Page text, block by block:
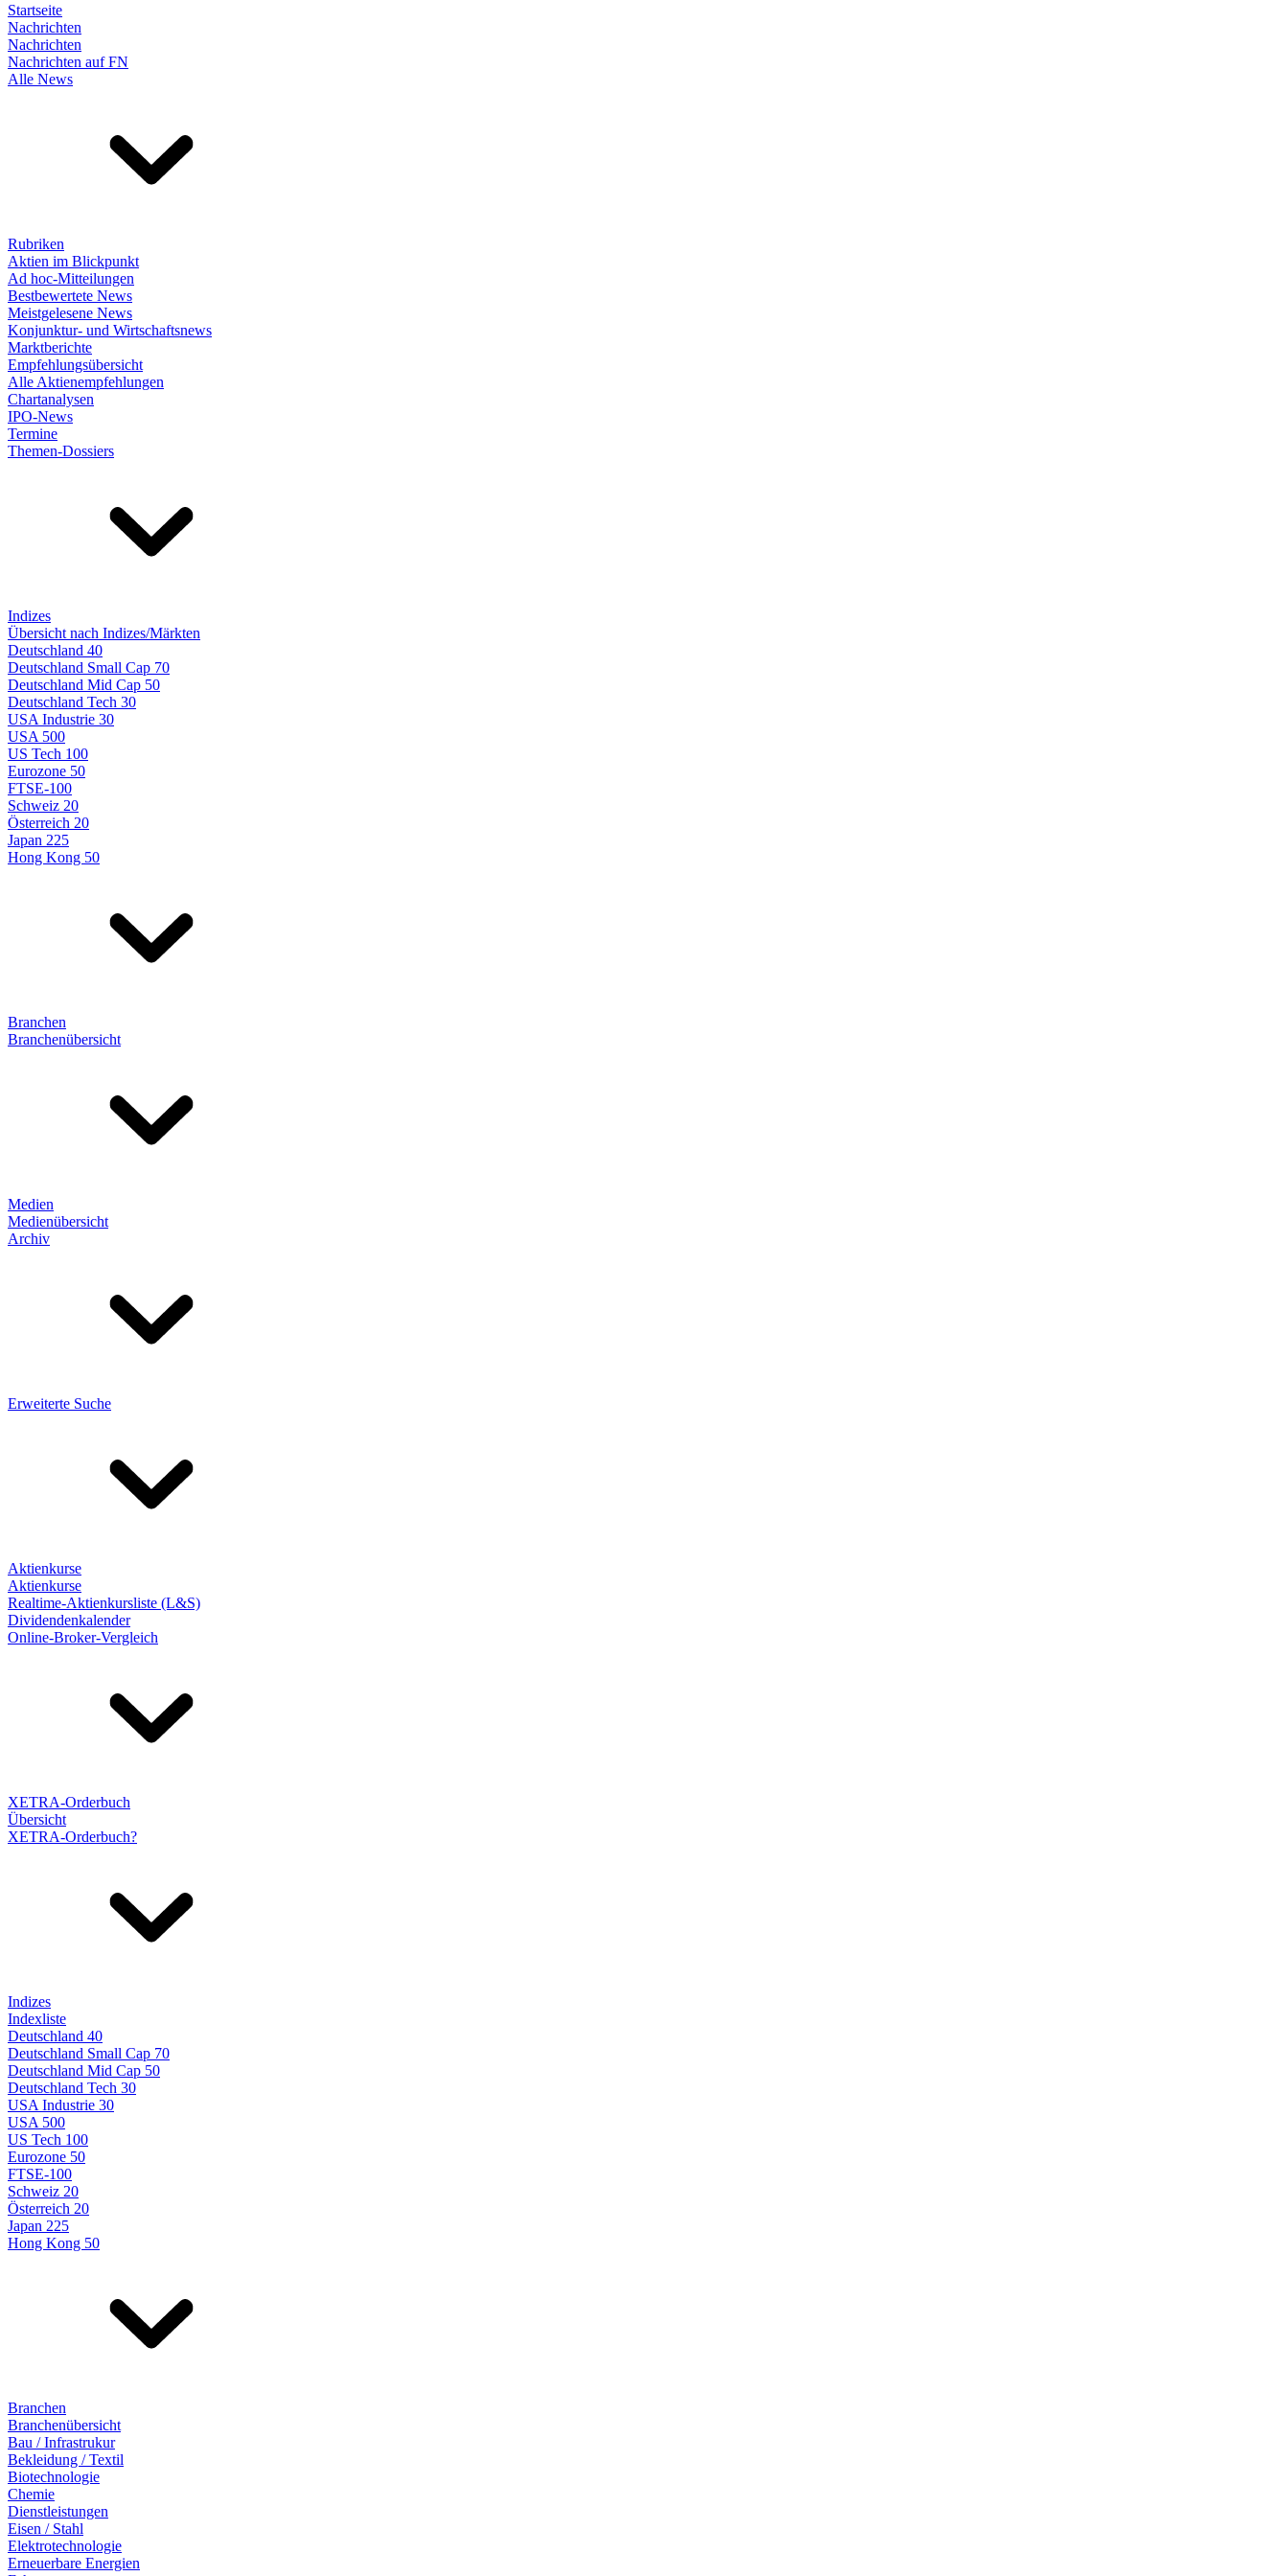
Startseite
Nachrichten
Nachrichten
Nachrichten auf FN
Alle News
Rubriken
Aktien im Blickpunkt
Ad hoc-Mitteilungen
Bestbewertete News
Meistgelesene News
Konjunktur- und Wirtschaftsnews
Marktberichte
Empfehlungsübersicht
Alle Aktienempfehlungen
Chartanalysen
IPO-News
Termine
Themen-Dossiers
Indizes
Übersicht nach Indizes/Märkten
Deutschland 40
Deutschland Small Cap 70
Deutschland Mid Cap 50
Deutschland Tech 30
USA Industrie 30
USA 500
US Tech 100
Eurozone 50
FTSE-100
Schweiz 20
Österreich 20
Japan 225
Hong Kong 50
Branchen
Branchenübersicht
Medien
Medienübersicht
Archiv
Erweiterte Suche
Aktienkurse
Aktienkurse
Realtime-Aktienkursliste (L&S)
Dividendenkalender
Online-Broker-Vergleich
XETRA-Orderbuch
Übersicht
XETRA-Orderbuch?
Indizes
Indexliste
Deutschland 40
Deutschland Small Cap 70
Deutschland Mid Cap 50
Deutschland Tech 30
USA Industrie 30
USA 500
US Tech 100
Eurozone 50
FTSE-100
Schweiz 20
Österreich 20
Japan 225
Hong Kong 50
Branchen
Branchenübersicht
Bau / Infrastrukur
Bekleidung / Textil
Biotechnologie
Chemie
Dienstleistungen
Eisen / Stahl
Elektrotechnologie
Erneuerbare Energien